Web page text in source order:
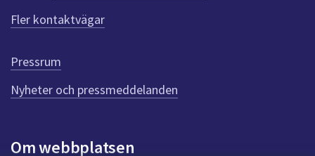
r
d
n
n
a
a
Fler kontaktvägar
Pressrum
Nyheter och pressmeddelanden
Om webbplatsen